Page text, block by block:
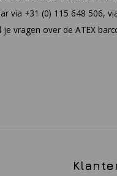
via +31 (0) 115 648 506,
je vragen over de ATEX